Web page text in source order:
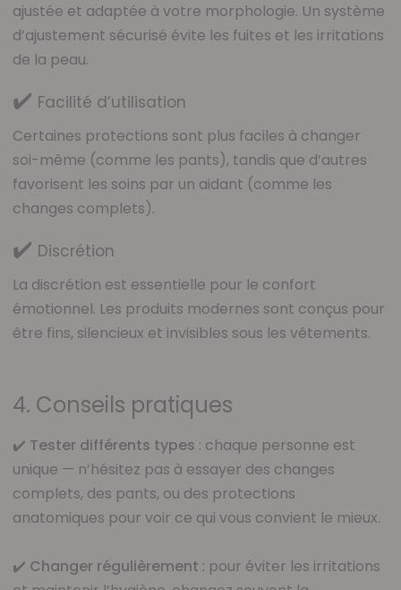
ajustée et adaptée à votre morphologie. Un système
d’ajustement sécurisé évite les fuites et les irritations
de la peau.
✔️ Facilité d’utilisation
Certaines protections sont plus faciles à changer
soi-même (comme les pants), tandis que d’autres
favorisent les soins par un aidant (comme les
changes complets).
✔️ Discrétion
La discrétion est essentielle pour le confort
émotionnel. Les produits modernes sont conçus pour
être fins, silencieux et invisibles sous les vêtements.
4. Conseils pratiques
✔️ Tester différents types : chaque personne est
unique — n’hésitez pas à essayer des changes
complets, des pants, ou des protections
anatomiques pour voir ce qui vous convient le mieux.
✔️ Changer régulièrement : pour éviter les irritations